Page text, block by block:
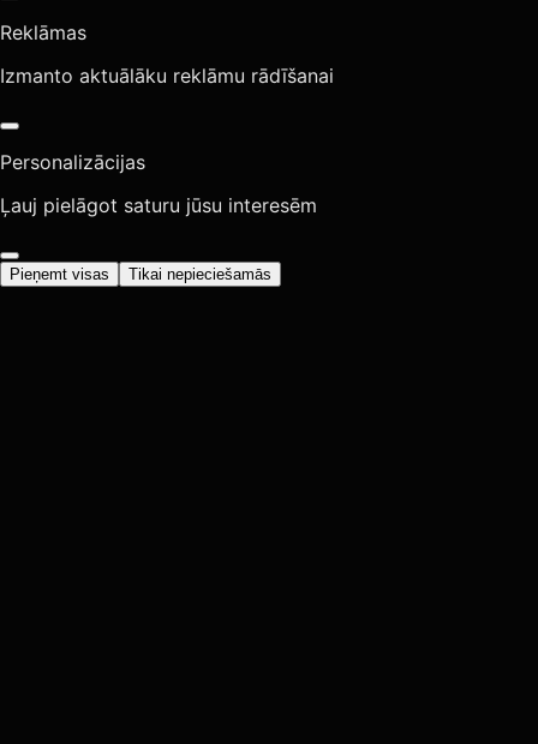
Reklāmas
Izmanto aktuālāku reklāmu rādīšanai
Personalizācijas
Ļauj pielāgot saturu jūsu interesēm
Pieņemt visas Tikai nepieciešamās